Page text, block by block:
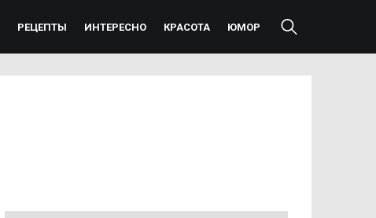
РЕЦЕПТЫ ИНТЕРЕСНО КРАСОТА ЮМОР